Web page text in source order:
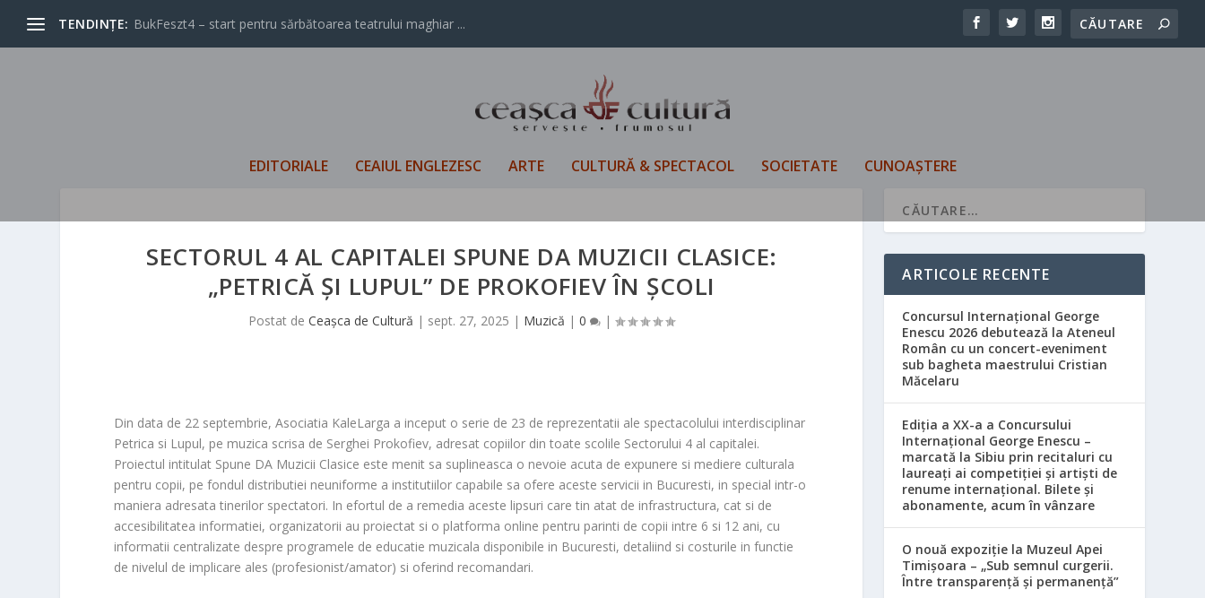
TENDINȚE: BukFeszt4 – start pentru sărbătoarea teatrului maghiar ...
EDITORIALE CEAIUL ENGLEZESC ARTE CULTURĂ & SPECTACOL SOCIETATE CUNOAȘTERE
SECTORUL 4 AL CAPITALEI SPUNE DA MUZICII CLASICE:
„PETRICĂ ȘI LUPUL” DE PROKOFIEV ÎN ȘCOLI
Postat deCeașca de Cultură | sept. 27, 2025 | Muzică |0 |
Din data de 22 septembrie, Asociatia KaleLarga a inceput o serie de 23 de reprezentatii ale spectacolului interdisciplinar
Petrica si Lupul, pe muzica scrisa de Serghei Prokofiev, adresat copiilor din toate scolile Sectorului 4 al capitalei.
Proiectul intitulat Spune DA Muzicii Clasice este menit sa suplineasca o nevoie acuta de expunere si mediere culturala
pentru copii, pe fondul distributiei neuniforme a institutiilor capabile sa ofere aceste servicii in Bucuresti, in special intr-o
maniera adresata tinerilor spectatori. In efortul de a remedia aceste lipsuri care tin atat de infrastructura, cat si de
accesibilitatea informatiei, organizatorii au proiectat si o platforma online pentru parinti de copii intre 6 si 12 ani, cu
informatii centralizate despre programele de educatie muzicala disponibile in Bucuresti, detaliind si costurile in functie
de nivelul de implicare ales (profesionist/amator) si oferind recomandari.
ARTICOLE RECENTE
Concursul Internațional George
Enescu 2026 debutează la Ateneul
Român cu un concert-eveniment
sub bagheta maestrului Cristian
Măcelaru
Ediția a XX-a a Concursului
Internațional George Enescu –
marcată la Sibiu prin recitaluri cu
laureați ai competiției și artiști de
renume internațional. Bilete și
abonamente, acum în vânzare
O nouă expoziție la Muzeul Apei
Timișoara – „Sub semnul curgerii.
Între transparență și permanență”